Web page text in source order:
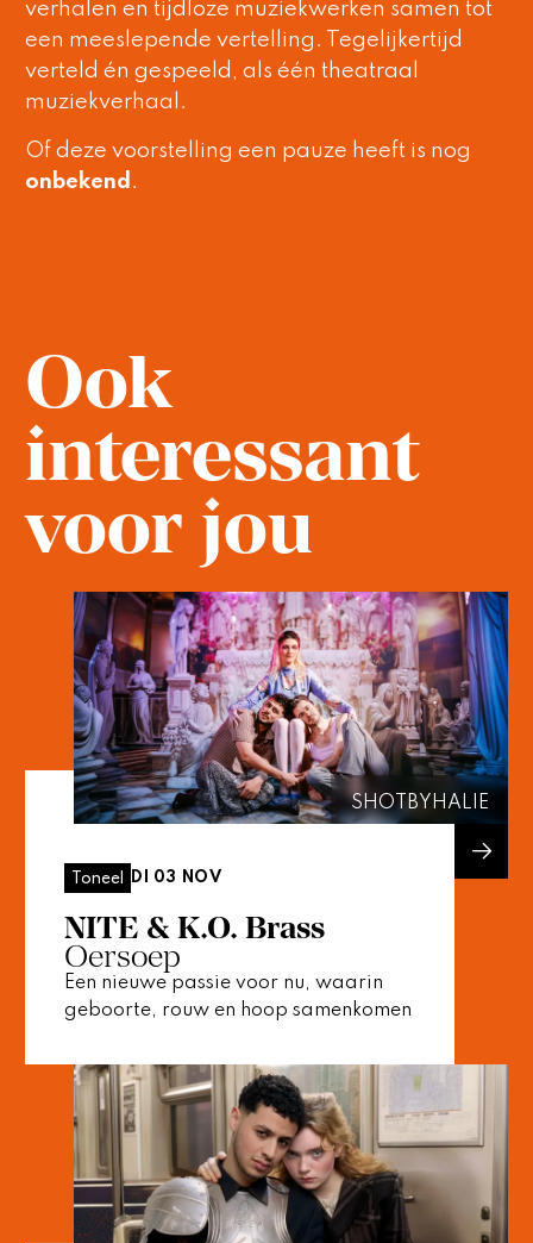
verhalen en tijdloze muziekwerken samen tot
een meeslepende vertelling. Tegelijkertijd
verteld én gespeeld, als één theatraal
muziekverhaal.
Of deze voorstelling een pauze heeft is nog
onbekend .
Ook
interessant
voor jou
Toneel DI 03 NOV
NITE & K.O. Brass
Oersoep
Een nieuwe passie voor nu, waarin
geboorte, rouw en hoop samenkomen
SHOTBYHALIE